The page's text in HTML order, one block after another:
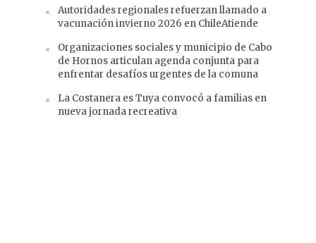
Autoridades regionales refuerzan llamado a
vacunación invierno 2026 en ChileAtiende
Organizaciones sociales y municipio de Cabo
de Hornos articulan agenda conjunta para
enfrentar desafíos urgentes de la comuna
La Costanera es Tuya convocó a familias en
nueva jornada recreativa